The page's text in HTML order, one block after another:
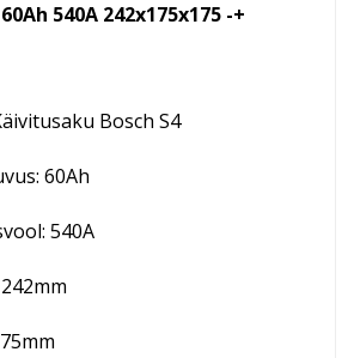
540A 242x175x175 -+
Bosch S4
60Ah
540A